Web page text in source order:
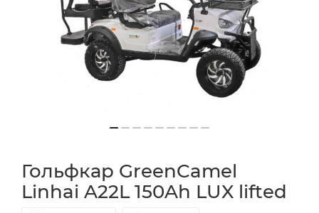
Гольфкар GreenCamel
Linhai A22L 150Ah LUX lifted